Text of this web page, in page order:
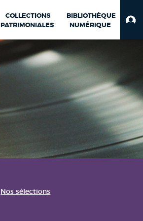
COLLECTIONS
PATRIMONIALES
BIBLIOTHÈQUE
NUMÉRIQUE
Nos sélections